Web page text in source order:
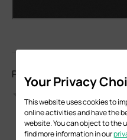
Please Rate this Document
Your Privacy
This website uses cookies to
online activities and have the
website. You can object to the
find more information in our